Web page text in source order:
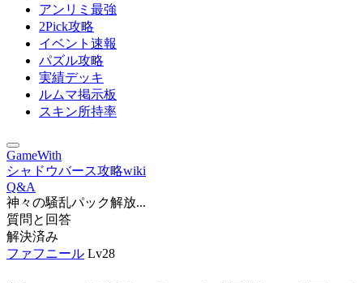
アンリミ最強
2Pick攻略
イベント速報
パズル攻略
実績デッキ
ルムマ掲示板
スキン所持率
GameWith
シャドウバース攻略wiki
Q&A
神々の騒乱パック解放...
質問と回答
解決済み
ファフニール Lv28